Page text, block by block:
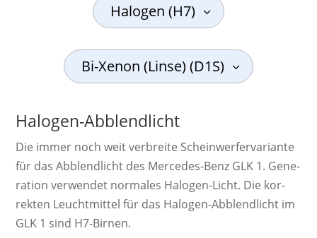
Halogen (H7)
Bi-Xenon (Linse) (D1S)
Halogen-Abblendlicht
Die immer noch weit ver­breite Schein­werf­er­va­ri­ante
für das Abblendlicht des Mercedes-Benz GLK 1. Ge­ne­
ra­ti­on ver­wendet nor­ma­les Ha­lo­gen-Licht. Die kor­
rek­ten Leucht­mittel für das Halogen-Abblendlicht im
GLK 1 sind H7-Birnen.